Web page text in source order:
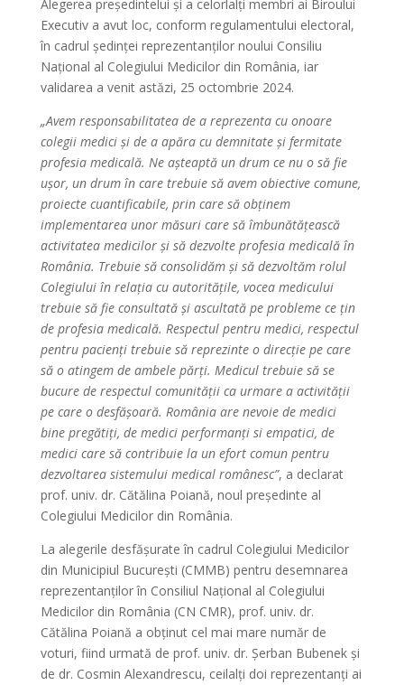
Alegerea președintelui și a celorlalți membri ai Biroului
Executiv a avut loc, conform regulamentului electoral,
în cadrul ședinței reprezentanților noului Consiliu
Național al Colegiului Medicilor din România, iar
validarea a venit astăzi, 25 octombrie 2024.
„Avem responsabilitatea de a reprezenta cu onoare
colegii medici și de a apăra cu demnitate și fermitate
profesia medicală. Ne așteaptă un drum ce nu o să fie
ușor, un drum în care trebuie să avem obiective comune,
proiecte cuantificabile, prin care să obținem
implementarea unor măsuri care să îmbunătățească
activitatea medicilor și să dezvolte profesia medicală în
România. Trebuie să consolidăm și să dezvoltăm rolul
Colegiului în relația cu autoritățile, vocea medicului
trebuie să fie consultată și ascultată pe probleme ce țin
de profesia medicală. Respectul pentru medici, respectul
pentru pacienți trebuie să reprezinte o direcție pe care
să o atingem de ambele părți. Medicul trebuie să se
bucure de respectul comunității ca urmare a activității
pe care o desfășoară. România are nevoie de medici
bine pregătiți, de medici performanți si empatici, de
medici care să contribuie la un efort comun pentru
dezvoltarea sistemului medical românesc”, a declarat
prof. univ. dr. Cătălina Poiană, noul președinte al
Colegiului Medicilor din România.
La alegerile desfășurate în cadrul Colegiului Medicilor
din Municipiul București (CMMB) pentru desemnarea
reprezentanților în Consiliul Național al Colegiului
Medicilor din România (CN CMR), prof. univ. dr.
Cătălina Poiană a obținut cel mai mare număr de
voturi, fiind urmată de prof. univ. dr. Șerban Bubenek și
de dr. Cosmin Alexandrescu, ceilalți doi reprezentanți ai